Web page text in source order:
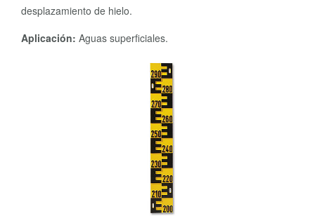
desplazamiento de hielo.
Aplicación: Aguas superficiales.